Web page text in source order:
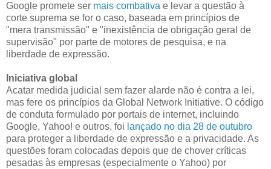
Google promete ser mais combativa e levar a questão à
corte suprema se for o caso, baseada em princípios de
"mera transmissão" e "inexistência de obrigação geral de
supervisão" por parte de motores de pesquisa, e na
liberdade de expressão.
Iniciativa global
Acatar medida judicial sem fazer alarde não é contra a lei,
mas fere os princípios da Global Network Initiative. O código
de conduta formulado por portais de internet, incluindo
Google, Yahoo! e outros, foi lançado no dia 28 de outubro
para proteger a liberdade de expressão e a privacidade. As
questões foram colocadas depois que de chover críticas
pesadas às empresas (especialmente o Yahoo) por